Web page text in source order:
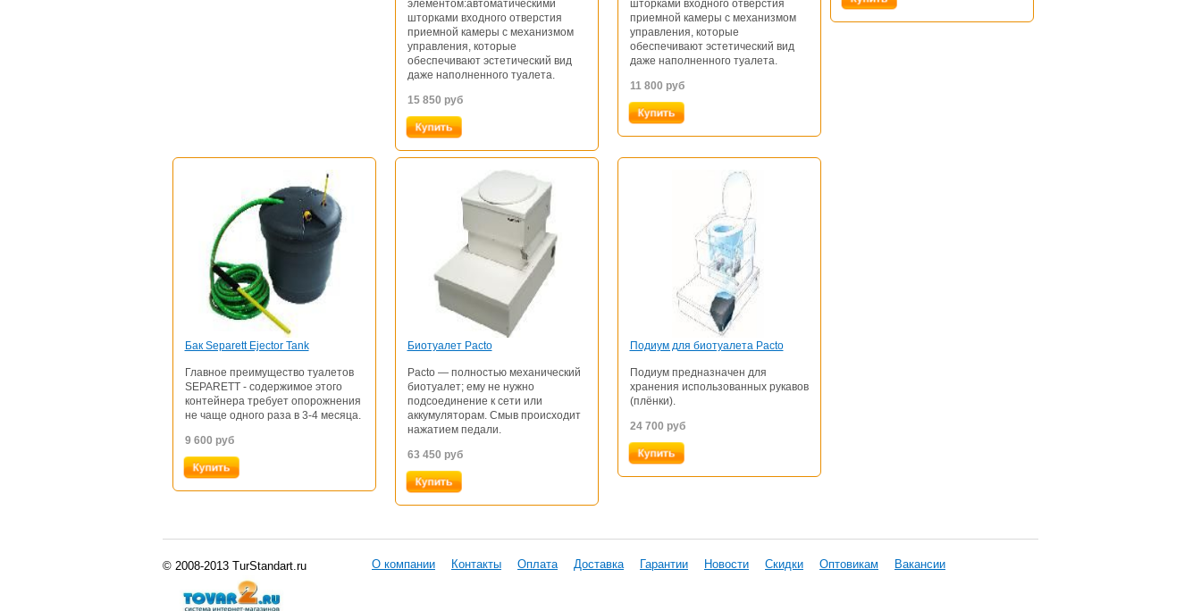
элементом:автоматическими
шторками входного отверстия
приемной камеры с механизмом
управления, которые
обеспечивают эстетический вид
даже наполненного туалета.
15 850 руб
шторками входного отверстия
приемной камеры с механизмом
управления, которые
обеспечивают эстетический вид
даже наполненного туалета.
11 800 руб
Бак Separett Ejector Tank
Главное преимущество туалетов
SEPARETT - содержимое этого
контейнера требует опорожнения
не чаще одного раза в 3-4 месяца.
9 600 руб
Биотуалет Pacto
Pacto — полностью механический
биотуалет; ему не нужно
подсоединение к сети или
аккумуляторам. Смыв происходит
нажатием педали.
63 450 руб
Подиум для биотуалета Pacto
Подиум предназначен для
хранения использованных рукавов
(плёнки).
24 700 руб
© 2008-2013 TurStandart.ru О компании Контакты Оплата Доставка Гарантии Новости Скидки Оптовикам Вакансии